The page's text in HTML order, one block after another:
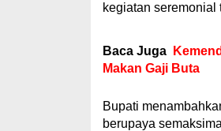
kegiatan seremonial
Baca Juga
Makan Gaji Buta
Bupati
berupaya